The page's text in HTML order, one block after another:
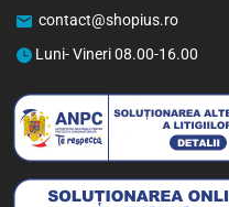
contact@shopius.ro
Luni- Vineri 08.00-16.00